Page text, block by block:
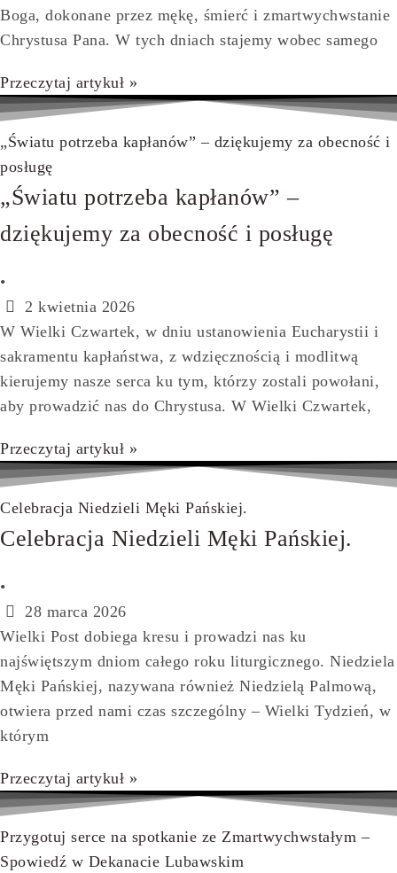
Boga, dokonane przez mękę, śmierć i zmartwychwstanie
Chrystusa Pana. W tych dniach stajemy wobec samego
Przeczytaj artykuł »
„Światu potrzeba kapłanów” – dziękujemy za obecność i
posługę
„Światu potrzeba kapłanów” –
dziękujemy za obecność i posługę
•
2 kwietnia 2026
W Wielki Czwartek, w dniu ustanowienia Eucharystii i
sakramentu kapłaństwa, z wdzięcznością i modlitwą
kierujemy nasze serca ku tym, którzy zostali powołani,
aby prowadzić nas do Chrystusa. W Wielki Czwartek,
Przeczytaj artykuł »
Celebracja Niedzieli Męki Pańskiej.
Celebracja Niedzieli Męki Pańskiej.
•
28 marca 2026
Wielki Post dobiega kresu i prowadzi nas ku
najświętszym dniom całego roku liturgicznego. Niedziela
Męki Pańskiej, nazywana również Niedzielą Palmową,
otwiera przed nami czas szczególny – Wielki Tydzień, w
którym
Przeczytaj artykuł »
Przygotuj serce na spotkanie ze Zmartwychwstałym –
Spowiedź w Dekanacie Lubawskim